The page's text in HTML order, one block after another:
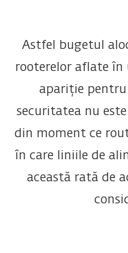
Astfel bugetul
rooterelor aflate în
apariție pentru
securitatea nu
din moment ce
în care liniile de
această rată de